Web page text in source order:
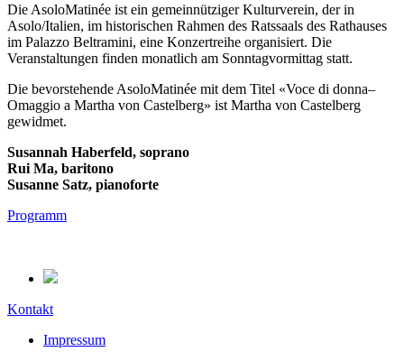
Die AsoloMatinée ist ein gemeinnütziger Kulturverein, der in
Asolo/Italien, im historischen Rahmen des Ratssaals des Rathauses
im Palazzo Beltramini, eine Konzertreihe organisiert. Die
Veranstaltungen finden monatlich am Sonntagvormittag statt.
Die bevorstehende AsoloMatinée mit dem Titel «Voce di donna–
Omaggio a Martha von Castelberg» ist Martha von Castelberg
gewidmet.
Susannah Haberfeld, soprano
Rui Ma, baritono
Susanne Satz, pianoforte
Programm
Kontakt
Impressum